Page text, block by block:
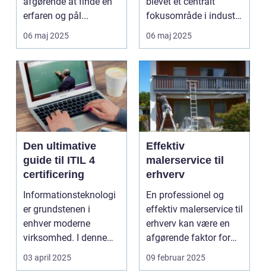
erfaren og pål...
06 maj 2025
fokusområde i industri
og samfund, er de...
06 maj 2025
Den ultimative
guide til ITIL 4
certificering
Informationsteknologi
er grundstenen i
enhver moderne
virksomhed. I denne
digitale tidsalder
st&arin...
03 april 2025
Effektiv
malerservice til
erhverv
En professionel og
effektiv malerservice til
erhverv kan være en
afgørende faktor for
m...
09 februar 2025